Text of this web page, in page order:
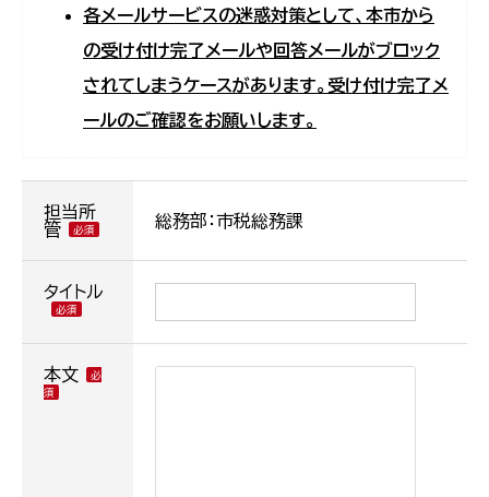
各メールサービスの迷惑対策として、本市から
の受け付け完了メールや回答メールがブロック
されてしまうケースがあります。受け付け完了メ
ールのご確認をお願いします。
担当所
管
総務部：市税総務課
タイトル
本文